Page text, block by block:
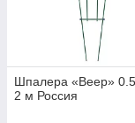
Шпалера «Веер»
2 м Россия